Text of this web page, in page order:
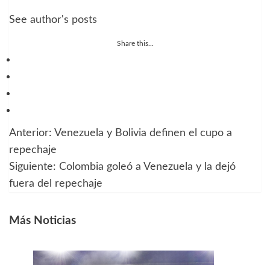
See author's posts
Share this...
Navegación
de
entradas
Anterior: Venezuela y Bolivia definen el cupo a
repechaje
Siguiente: Colombia goleó a Venezuela y la dejó
fuera del repechaje
Más Noticias